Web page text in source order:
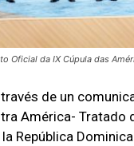
Oficial da IX Cúpula das
de un
América-
República